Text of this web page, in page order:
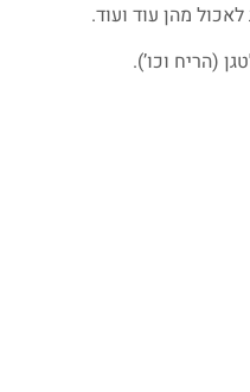
מהן עוד ועוד.
(הריח וכו’).